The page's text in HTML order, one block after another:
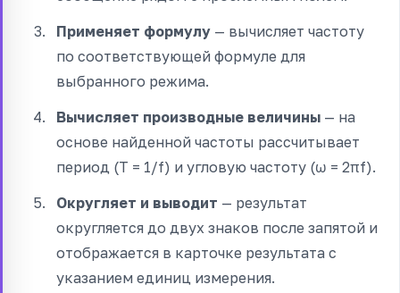
Применяет формулу — вычисляет частоту
по соответствующей формуле для
выбранного режима.
Вычисляет производные величины — на
основе найденной частоты рассчитывает
период (T = 1/f) и угловую частоту (ω = 2πf).
Округляет и выводит — результат
округляется до двух знаков после запятой и
отображается в карточке результата с
указанием единиц измерения.